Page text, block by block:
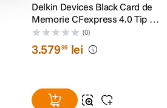
Delkin Devices Black Card de
Memorie CFexpress 4.0 Tip A
960GB VGP200 R1830/W1740
(0)
3.57999 lei